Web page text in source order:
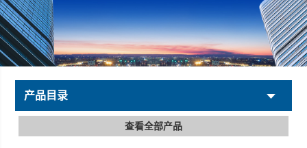
产品目录
查看全部产品